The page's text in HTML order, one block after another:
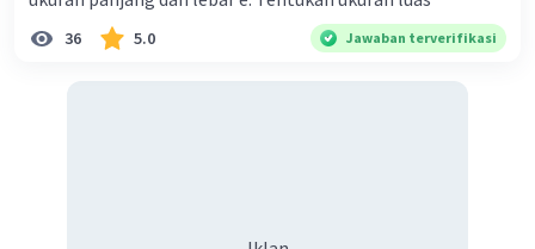
36 5.0 Jawaban terverifikasi